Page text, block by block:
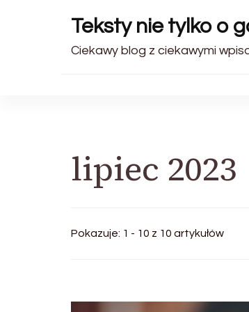
Teksty nie tylko o
Ciekawy blog z ciekawymi
lipiec 2023
Pokazuje: 1 - 10 z 10 artykułów